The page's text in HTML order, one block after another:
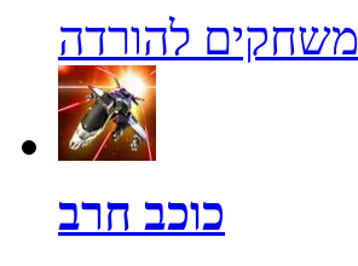
משחקים להורדה
כוכב חרב